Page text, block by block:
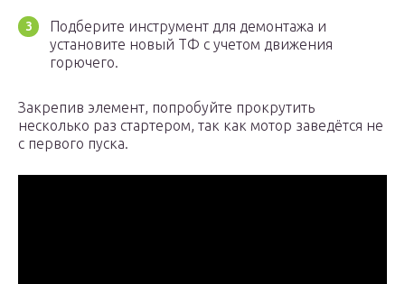
Подберите инструмент для демонтажа и
установите новый ТФ с учетом движения
горючего.
Закрепив элемент, попробуйте прокрутить
несколько раз стартером, так как мотор заведётся не
с первого пуска.